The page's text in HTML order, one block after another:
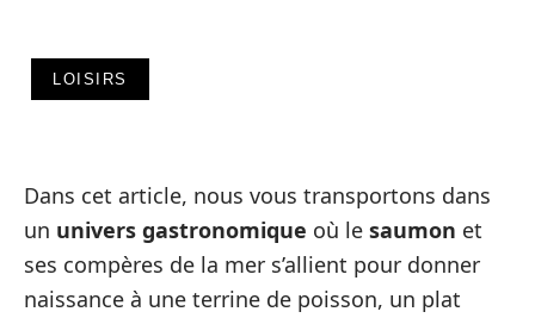
LOISIRS
Dans cet article, nous vous transportons dans
un univers gastronomique où le saumon et
ses compères de la mer s’allient pour donner
naissance à une terrine de poisson, un plat